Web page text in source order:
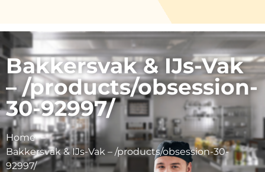
Bakkersvak & IJs-Vak
– /products/obsession-
30-92997/
Home
Bakkersvak & IJs-Vak – /products/obsession-30-
92997/